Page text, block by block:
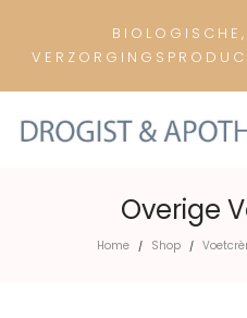
Overige
Home / Shop /